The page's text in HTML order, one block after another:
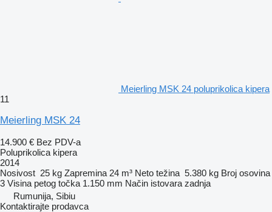
Meierling MSK 24 poluprikolica kipera
11
Meierling MSK 24
14.900 € Bez PDV-a
Poluprikolica kipera
2014
Nosivost 25 kg Zapremina 24 m³ Neto težina 5.380 kg Broj osovina
3 Visina petog točka 1.150 mm Način istovara zadnja
Rumunija, Sibiu
Kontaktirajte prodavca